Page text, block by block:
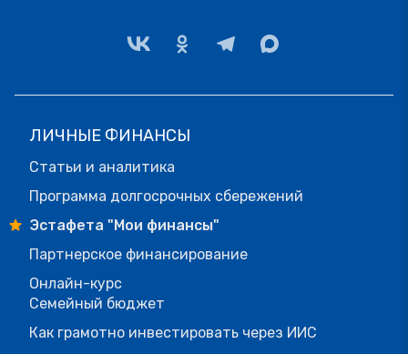
ЛИЧНЫЕ ФИНАНСЫ
Статьи и аналитика
Программа долгосрочных сбережений
Эстафета "Мои финансы"
Партнерское финансирование
Онлайн-курс
Семейный бюджет
Как грамотно инвестировать через ИИС